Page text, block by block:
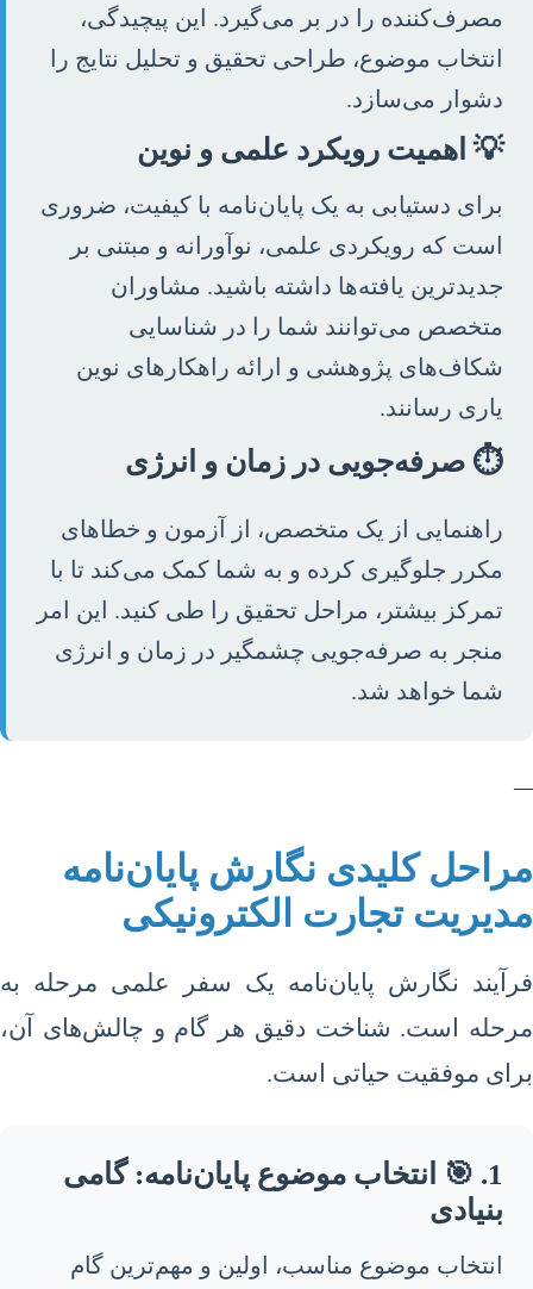
مصرف‌کننده را در بر می‌گیرد. این پیچیدگی،
انتخاب موضوع، طراحی تحقیق و تحلیل نتایج را
دشوار می‌سازد.
💡 اهمیت رویکرد علمی و نوین
برای دستیابی به یک پایان‌نامه با کیفیت، ضروری
است که رویکردی علمی، نوآورانه و مبتنی بر
جدیدترین یافته‌ها داشته باشید. مشاوران
متخصص می‌توانند شما را در شناسایی
شکاف‌های پژوهشی و ارائه راهکارهای نوین
یاری رسانند.
⏱️ صرفه‌جویی در زمان و انرژی
راهنمایی از یک متخصص، از آزمون و خطاهای
مکرر جلوگیری کرده و به شما کمک می‌کند تا با
تمرکز بیشتر، مراحل تحقیق را طی کنید. این امر
منجر به صرفه‌جویی چشمگیر در زمان و انرژی
شما خواهد شد.
—
مراحل کلیدی نگارش پایان‌نامه
مدیریت تجارت الکترونیکی
فرآیند نگارش پایان‌نامه یک سفر علمی مرحله به
مرحله است. شناخت دقیق هر گام و چالش‌های آن،
برای موفقیت حیاتی است.
1. 🎯 انتخاب موضوع پایان‌نامه: گامی
بنیادی
انتخاب موضوع مناسب، اولین و مهم‌ترین گام